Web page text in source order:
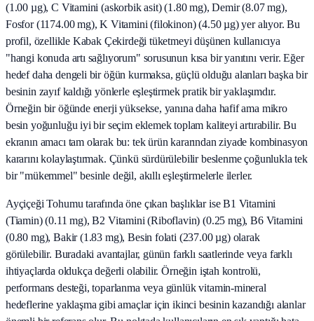
(1.00 µg), C Vitamini (askorbik asit) (1.80 mg), Demir (8.07 mg),
Fosfor (1174.00 mg), K Vitamini (filokinon) (4.50 µg) yer alıyor. Bu
profil, özellikle Kabak Çekirdeği tüketmeyi düşünen kullanıcıya
"hangi konuda artı sağlıyorum" sorusunun kısa bir yanıtını verir. Eğer
hedef daha dengeli bir öğün kurmaksa, güçlü olduğu alanları başka bir
besinin zayıf kaldığı yönlerle eşleştirmek pratik bir yaklaşımdır.
Örneğin bir öğünde enerji yüksekse, yanına daha hafif ama mikro
besin yoğunluğu iyi bir seçim eklemek toplam kaliteyi artırabilir. Bu
ekranın amacı tam olarak bu: tek ürün kararından ziyade kombinasyon
kararını kolaylaştırmak. Çünkü sürdürülebilir beslenme çoğunlukla tek
bir "mükemmel" besinle değil, akıllı eşleştirmelerle ilerler.
Ayçiçeği Tohumu tarafında öne çıkan başlıklar ise B1 Vitamini
(Tiamin) (0.11 mg), B2 Vitamini (Riboflavin) (0.25 mg), B6 Vitamini
(0.80 mg), Bakir (1.83 mg), Besin folati (237.00 µg) olarak
görülebilir. Buradaki avantajlar, günün farklı saatlerinde veya farklı
ihtiyaçlarda oldukça değerli olabilir. Örneğin iştah kontrolü,
performans desteği, toparlanma veya günlük vitamin-mineral
hedeflerine yaklaşma gibi amaçlar için ikinci besinin kazandığı alanlar